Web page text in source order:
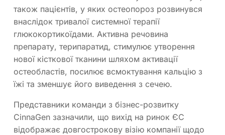
також пацієнтів, у яких остеопороз розвинувся
внаслідок тривалої системної терапії
глюкокортикоїдами. Активна речовина
препарату, терипаратид, стимулює утворення
нової кісткової тканини шляхом активації
остеобластів, посилює всмоктування кальцію з
їжі та зменшує його виведення з сечею.
Представники команди з бізнес-розвитку
CinnaGen зазначили, що вихід на ринок ЄС
відображає довгострокову візію компанії щодо